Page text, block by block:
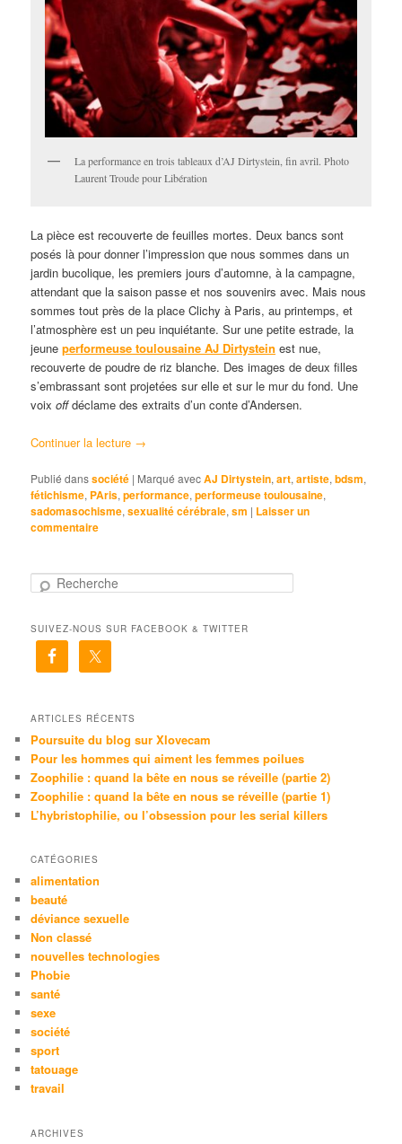
La performance en trois tableaux d’AJ Dirtystein, fin avril. Photo
Laurent Troude pour Libération
La pièce est recouverte de feuilles mortes. Deux bancs sont
posés là pour donner l’impression que nous sommes dans un
jardin bucolique, les premiers jours d’automne, à la campagne,
attendant que la saison passe et nos souvenirs avec. Mais nous
sommes tout près de la place Clichy à Paris, au printemps, et
l’atmosphère est un peu inquiétante. Sur une petite estrade, la
jeuneperformeuse toulousaine AJ Dirtystein est nue,
recouverte de poudre de riz blanche. Des images de deux filles
s’embrassant sont projetées sur elle et sur le mur du fond. Une
voixoffdéclame des extraits d’un conte d’Andersen.
Continuer la lecture →
Publié danssociété | Marqué avecAJ Dirtystein,art,artiste,bdsm,
fétichisme, PAris,performance,performeuse toulousaine,
sadomasochisme,sexualité cérébrale,sm | Laisser un
commentaire
h
e
SUIVEZ-NOUS SUR FACEBOOK & TWITTER
ARTICLES RÉCENTS
Poursuite du blog sur Xlovecam
Pour les hommes qui aiment les femmes poilues
Zoophilie : quand la bête en nous se réveille (partie 2)
Zoophilie : quand la bête en nous se réveille (partie 1)
L’hybristophilie, ou l’obsession pour les serial killers
CATÉGORIES
alimentation
beauté
déviance sexuelle
Non classé
nouvelles technologies
Phobie
santé
sexe
société
sport
tatouage
travail
ARCHIVES